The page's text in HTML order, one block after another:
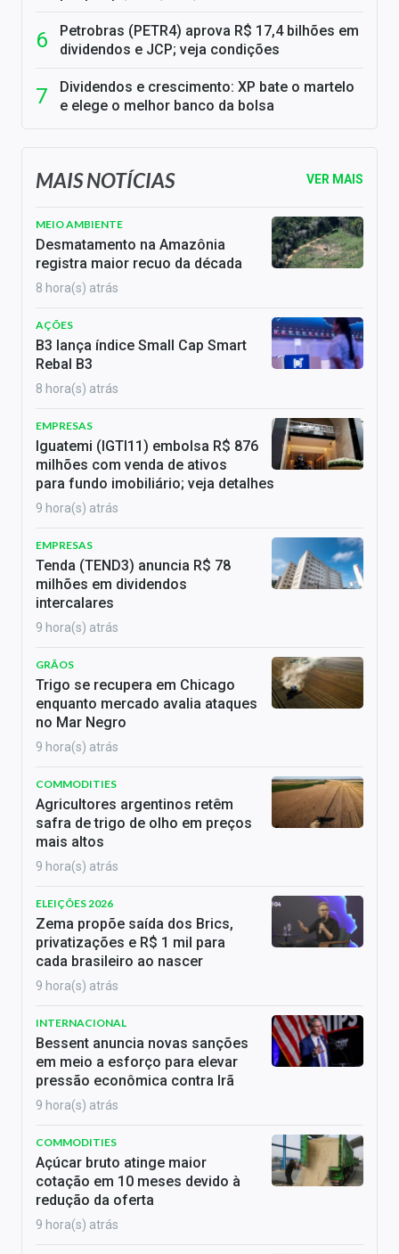
Petrobras (PETR4) aprova R$ 17,4 bilhões em
dividendos e JCP; veja condições
Dividendos e crescimento: XP bate o martelo
e elege o melhor banco da bolsa
MAIS NOTÍCIAS VER MAIS
MEIO AMBIENTE
Desmatamento na Amazônia
registra maior recuo da década
8 hora(s) atrás
AÇÕES
B3 lança índice Small Cap Smart
Rebal B3
8 hora(s) atrás
EMPRESAS
Iguatemi (IGTI11) embolsa R$ 876
milhões com venda de ativos
para fundo imobiliário; veja detalhes
9 hora(s) atrás
EMPRESAS
Tenda (TEND3) anuncia R$ 78
milhões em dividendos
intercalares
9 hora(s) atrás
GRÃOS
Trigo se recupera em Chicago
enquanto mercado avalia ataques
no Mar Negro
9 hora(s) atrás
COMMODITIES
Agricultores argentinos retêm
safra de trigo de olho em preços
mais altos
9 hora(s) atrás
ELEIÇÕES 2026
Zema propõe saída dos Brics,
privatizações e R$ 1 mil para
cada brasileiro ao nascer
9 hora(s) atrás
INTERNACIONAL
Bessent anuncia novas sanções
em meio a esforço para elevar
pressão econômica contra Irã
9 hora(s) atrás
COMMODITIES
Açúcar bruto atinge maior
cotação em 10 meses devido à
redução da oferta
9 hora(s) atrás